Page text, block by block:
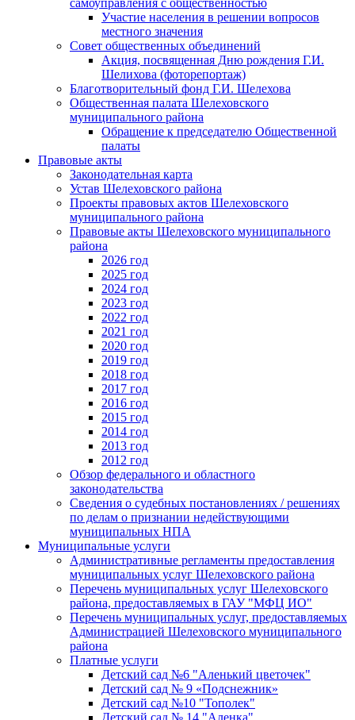
Участие населения в решении вопросов
местного значения
Совет общественных объединений
Акция, посвященная Дню рождения Г.И.
Шелихова (фоторепортаж)
Благотворительный фонд Г.И. Шелехова
Общественная палата Шелеховского
муниципального района
Обращение к председателю Общественной
палаты
Правовые акты
Законодательная карта
Устав Шелеховского района
Проекты правовых актов Шелеховского
муниципального района
Правовые акты Шелеховского муниципального
района
2026 год
2025 год
2024 год
2023 год
2022 год
2021 год
2020 год
2019 год
2018 год
2017 год
2016 год
2015 год
2014 год
2013 год
2012 год
Обзор федерального и областного
законодательства
Сведения о судебных постановлениях / решениях
по делам о признании недействующими
муниципальных НПА
Муниципальные услуги
Административные регламенты предоставления
муниципальных услуг Шелеховского района
Перечень муниципальных услуг Шелеховского
района, предоставляемых в ГАУ "МФЦ ИО"
Перечень муниципальных услуг, предоставляемых
Администрацией Шелеховского муниципального
района
Платные услуги
Детский сад №6 "Аленький цветочек"
Детский сад № 9 «Подснежник»
Детский сад №10 "Тополек"
Детский сад № 14 "Аленка"